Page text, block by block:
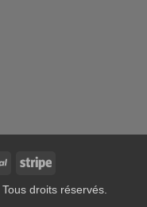
PayPal Stripe
droits réservés.